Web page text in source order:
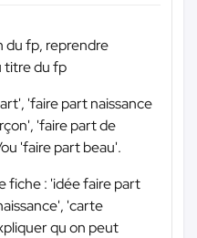
du fp, reprendre
titre du fp
'faire part naissance
'faire part de
'faire part beau'.
fiche : 'idée faire part
'carte
qu on peut